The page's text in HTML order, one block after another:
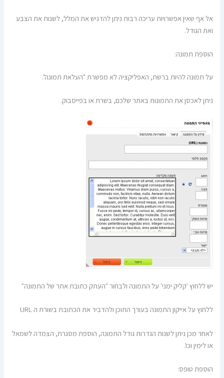
אל אף שאין אפשרויות עריכה רבות ניתן להדגיש את המלל, לשנות את הצבע
ואת הגודל.
הוספת תמונה:
על תמונה להיות ברשת, האפליקציה לא מפשרת "העלאת תמונה".
ניתן לאכסן את התמונות באתר שלכם, בשרת או בפייסבוק.
יש ללחוץ 'קליק ימני' על התמונה ולבחור "העתק כתובת אתר של התמונה"
ללחוץ על אייקון התמונה בעורך התוכן ולהדביר את הכתובת בשורת ה URL
לאחר מכן ניתן לשנות הגדרות גודל התמונה, הוספת מסגרת, הצמדה לשמאל
או לימין וכו'.
הוספת טופס: